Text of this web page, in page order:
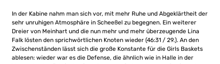
In der Kabine nahm man sich vor, mit mehr Ruhe und Abgeklärtheit der
sehr unruhigen Atmosphäre in Scheeßel zu begegnen. Ein weiterer
Dreier von Meinhart und die nun mehr und mehr überzeugende Lina
Falk lösten den sprichwörtlichen Knoten wieder (46:31 / 29.). An den
Zwischenständen lässt sich die große Konstante für die Girls Baskets
ablesen: wieder war es die Defense, die ähnlich wie in Halle in der